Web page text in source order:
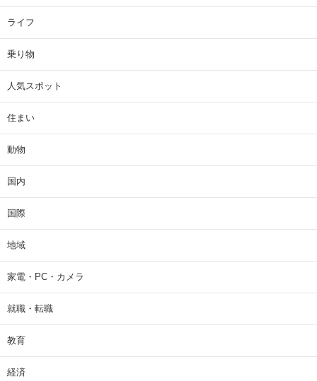
ライフ
乗り物
人気スポット
住まい
動物
国内
国際
地域
家電・PC・カメラ
就職・転職
教育
経済